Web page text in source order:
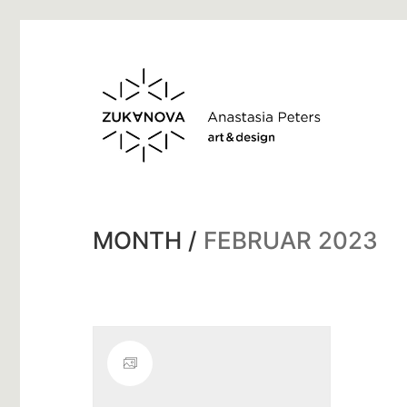
MONTH / FEBRUAR 2023